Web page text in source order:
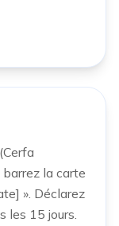
la carte
». Déclarez
les 15 jours.